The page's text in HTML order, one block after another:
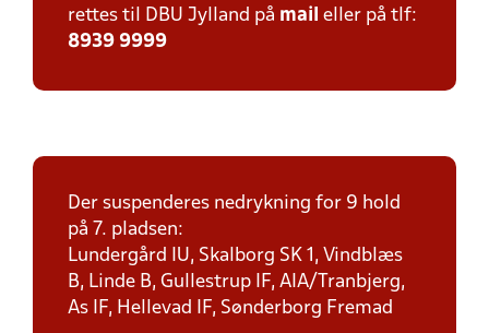
rettes til DBU Jylland på mail eller på tlf:
8939 9999
Der suspenderes nedrykning for 9 hold
på 7. pladsen:
Lundergård IU, Skalborg SK 1, Vindblæs
B, Linde B, Gullestrup IF, AIA/Tranbjerg,
As IF, Hellevad IF, Sønderborg Fremad